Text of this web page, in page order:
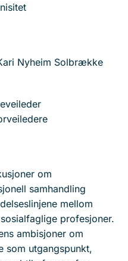
Nyheim Solbrække
om
samhandling
mellom
profesjoner.
ambisjoner om
som utgangspunkt,